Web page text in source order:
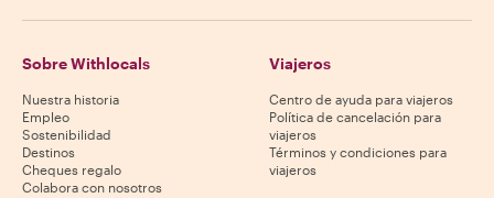
Sobre Withlocals
Nuestra historia
Empleo
Sostenibilidad
Destinos
Cheques regalo
Colabora con nosotros
Viajeros
Centro de ayuda para viajeros
Política de cancelación para
viajeros
Términos y condiciones para
viajeros